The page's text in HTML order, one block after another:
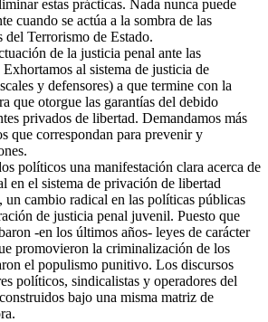
estas prácticas. Nada nunca puede
cuando se actúa a la sombra de las
del Terrorismo de Estado.
de la justicia penal ante las
Exhortamos al sistema de justicia de
y defensores) a que termine con la
que otorgue las garantías del debido
privados de libertad. Demandamos más
que correspondan para prevenir y
políticos una manifestación clara acerca de
en el sistema de privación de libertad
un cambio radical en las políticas públicas
de justicia penal juvenil. Puesto que
-en los últimos años- leyes de carácter
promovieron la criminalización de los
el populismo punitivo. Los discursos
políticos, sindicalistas y operadores del
bajo una misma matriz de